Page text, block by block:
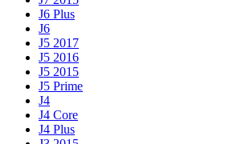
J6 Plus
J6
J5 2017
J5 2016
J5 2015
J5 Prime
J4
J4 Core
J4 Plus